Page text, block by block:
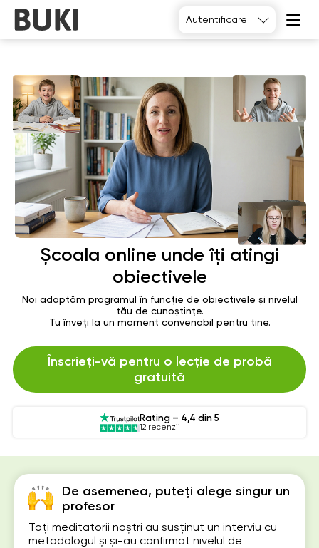
Autentificare
De asemenea, puteți alege singur un
profesor
Toți meditatorii noștri au susținut un interviu cu
metodologul și și-au confirmat nivelul de
Școala online unde îți atingi
obiectivele
Noi adaptăm programul în funcție de obiectivele și nivelul
tău de cunoștințe.
Tu înveți la un moment convenabil pentru tine.
Înscrieți-vă pentru o lecție de probă
gratuită
Rating – 4,4 din 5
12 recenzii
Alegeți